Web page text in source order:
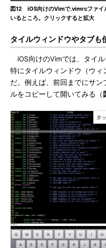
図12 iOS向けのVimで.vimrcファイ
いるところ。クリックすると拡大
タイルウィンドウやタブも
iOS向けのVimでは、タイル
特にタイルウィンドウ（ウ
だ。例えば、前回までにサ
ルをコピーして開いてみる（